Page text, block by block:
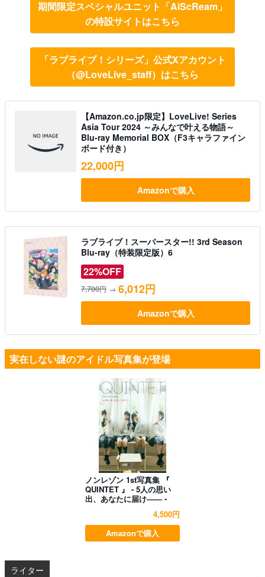
期間限定スペシャルユニット「AiScReam」
の特設サイトはこちら
「ラブライブ！シリーズ」公式Xアカウント
（@LoveLive_staff）はこちら
【Amazon.co.jp限定】LoveLive! Series
Asia Tour 2024 ～みんなで叶える物語～
Blu-ray Memorial BOX（F3キャラファイン
ボード付き）
22,000円
Amazonで購入
ラブライブ！スーパースター!! 3rd Season
Blu-ray（特装限定版）6
22%OFF
7,700円 → 6,012円
Amazonで購入
実在しない謎のアイドル写真集が登場
ノンレゾン 1st写真集 『
QUINTET 』 - 5人の思い
出、あなたに届け―― -
4,500円
Amazonで購入
ライター